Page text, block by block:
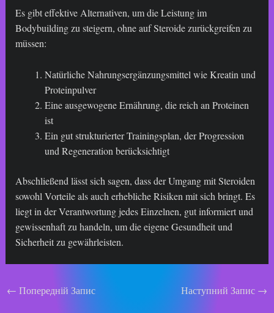
Es gibt effektive Alternativen, um die Leistung im
Bodybuilding zu steigern, ohne auf Steroide zurückgreifen zu
müssen:
Natürliche Nahrungsergänzungsmittel wie Kreatin und
Proteinpulver
Eine ausgewogene Ernährung, die reich an Proteinen
ist
Ein gut strukturierter Trainingsplan, der Progression
und Regeneration berücksichtigt
Abschließend lässt sich sagen, dass der Umgang mit Steroiden
sowohl Vorteile als auch erhebliche Risiken mit sich bringt. Es
liegt in der Verantwortung jedes Einzelnen, gut informiert und
gewissenhaft zu handeln, um die eigene Gesundheit und
Sicherheit zu gewährleisten.
Навігація
← Попередній Запис Наступний Запис →